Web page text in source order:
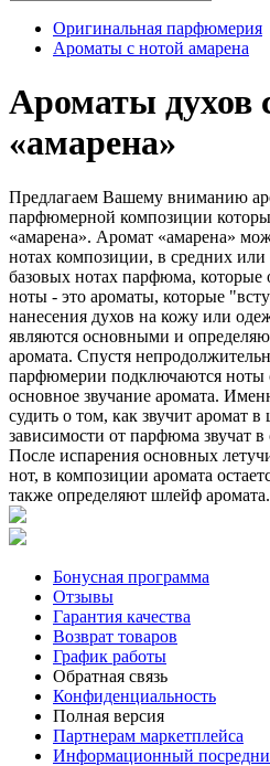
Оригинальная парфюмерия
Ароматы с нотой амарена
Ароматы духов
«амарена»
Предлагаем Вашему вниманию
парфюмерной композиции
«амарена». Аромат «амарена»
нотах композиции, в средних
базовых нотах парфюма,
ноты - это ароматы, которые
нанесения духов на кожу или
являются основными и
аромата. Спустя
парфюмерии подключаются ноты
основное звучание аромата.
судить о том, как звучит аромат
зависимости от парфюма звучат в
После испарения основных
нот, в композиции аромата
также определяют шлейф аромата.
Бонусная программа
Отзывы
Гарантия качества
Возврат товаров
График работы
Обратная связь
Конфиденциальность
Полная версия
Партнерам маркетплейса
Информационный